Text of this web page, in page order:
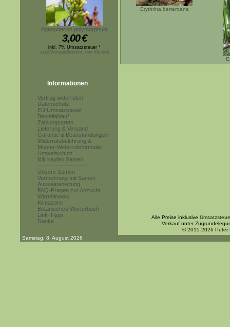
Aganonerion polymorphum
3,00€
inkl. 7% Umsatzsteuer *
zzgl.Versandkosten, hier klicken
Informationen
Vertrag widerrufen
Datenschutz
EU Umsatzsteuer
Bestellablauf
Zahlungsarten
Lieferung & Versand
Garantie & Beanstandungen
Widerrufsbelehrung &
Muster-Widerrufsformular
Umweltschutz
Wir kaufen Samen
------------------------
Unsere Samen
Vermehrung mit Samen
Aussaatanleitung
FAQ-Fragen zur Anzucht
Warnhinweis
Klimazone
Botanisches Wörterbuch
Link-Tipps
Danke
Erythrina berteroana
Alle Preise inklusive
Verkauf unter
© 2015-2026 Peter
Samstag, 8. August 2026